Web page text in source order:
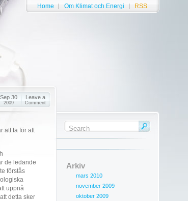
Home Om Klimat och Energi RSS
Sep 30
2009
Leave a
Comment
att ta för att
de ledande
förstås
uppnå
detta sker
Arkiv
mars 2010
november 2009
oktober 2009